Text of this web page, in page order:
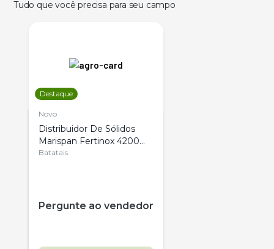
Tudo que você precisa para seu campo
Destaque
Novo
Distribuidor De Sólidos
Marispan Fertinox 4200
Citrus
Batatais
Pergunte ao vendedor